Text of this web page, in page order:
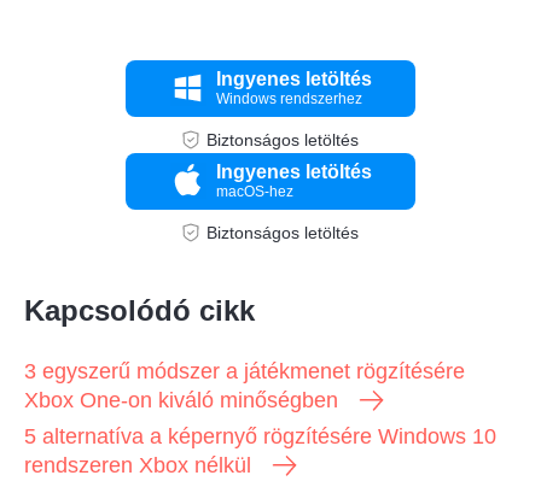
2. lépés.
Ingyenes letöltés
Windows rendszerhez
Biztonságos letöltés
Ingyenes letöltés
macOS-hez
Biztonságos letöltés
Kapcsolódó cikk
3 egyszerű módszer a játékmenet rögzítésére
Xbox One-on kiváló minőségben
5 alternatíva a képernyő rögzítésére Windows 10
rendszeren Xbox nélkül